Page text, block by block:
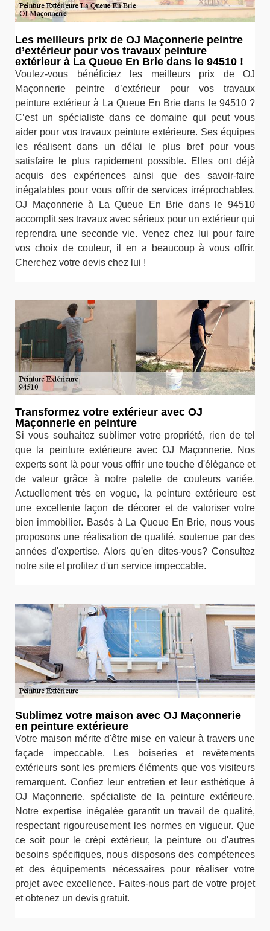
Les meilleurs prix de OJ Maçonnerie peintre
d’extérieur pour vos travaux peinture
extérieur à La Queue En Brie dans le 94510 !
Voulez-vous bénéficiez les meilleurs prix de OJ
Maçonnerie peintre d’extérieur pour vos travaux
peinture extérieur à La Queue En Brie dans le 94510 ?
C’est un spécialiste dans ce domaine qui peut vous
aider pour vos travaux peinture extérieure. Ses équipes
les réalisent dans un délai le plus bref pour vous
satisfaire le plus rapidement possible. Elles ont déjà
acquis des expériences ainsi que des savoir-faire
inégalables pour vous offrir de services irréprochables.
OJ Maçonnerie à La Queue En Brie dans le 94510
accomplit ses travaux avec sérieux pour un extérieur qui
reprendra une seconde vie. Venez chez lui pour faire
vos choix de couleur, il en a beaucoup à vous offrir.
Cherchez votre devis chez lui !
Transformez votre extérieur avec OJ
Maçonnerie en peinture
Si vous souhaitez sublimer votre propriété, rien de tel
que la peinture extérieure avec OJ Maçonnerie. Nos
experts sont là pour vous offrir une touche d'élégance et
de valeur grâce à notre palette de couleurs variée.
Actuellement très en vogue, la peinture extérieure est
une excellente façon de décorer et de valoriser votre
bien immobilier. Basés à La Queue En Brie, nous vous
proposons une réalisation de qualité, soutenue par des
années d'expertise. Alors qu'en dites-vous? Consultez
notre site et profitez d'un service impeccable.
Sublimez votre maison avec OJ Maçonnerie
en peinture extérieure
Votre maison mérite d'être mise en valeur à travers une
façade impeccable. Les boiseries et revêtements
extérieurs sont les premiers éléments que vos visiteurs
remarquent. Confiez leur entretien et leur esthétique à
OJ Maçonnerie, spécialiste de la peinture extérieure.
Notre expertise inégalée garantit un travail de qualité,
respectant rigoureusement les normes en vigueur. Que
ce soit pour le crépi extérieur, la peinture ou d'autres
besoins spécifiques, nous disposons des compétences
et des équipements nécessaires pour réaliser votre
projet avec excellence. Faites-nous part de votre projet
et obtenez un devis gratuit.